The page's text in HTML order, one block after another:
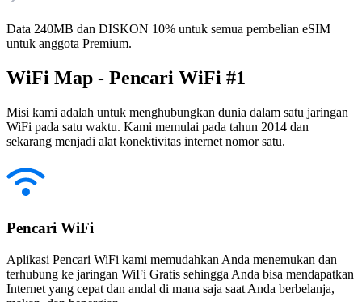
Data 240MB dan DISKON 10% untuk semua pembelian eSIM
untuk anggota Premium.
WiFi Map - Pencari WiFi #1
Misi kami adalah untuk menghubungkan dunia dalam satu jaringan
WiFi pada satu waktu. Kami memulai pada tahun 2014 dan
sekarang menjadi alat konektivitas internet nomor satu.
Pencari WiFi
Aplikasi Pencari WiFi kami memudahkan Anda menemukan dan
terhubung ke jaringan WiFi Gratis sehingga Anda bisa mendapatkan
Internet yang cepat dan andal di mana saja saat Anda berbelanja,